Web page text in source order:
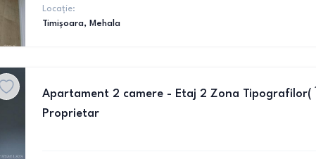
Locație:
Timișoara, Mehala
Apartament 2 camere - Etaj 2 Zona
Proprietar